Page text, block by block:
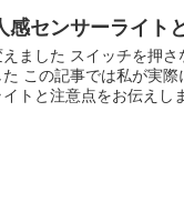
感センサーライト
ました スイッチを押さ
この記事では私が実際
トと注意点をお伝えし